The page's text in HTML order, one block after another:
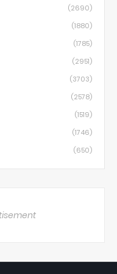
(2690)
(1880)
(1785)
(2951)
(3703)
(2578)
(1519)
(1746)
(650)